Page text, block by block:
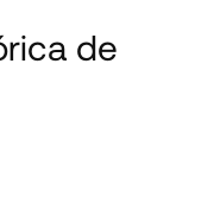
de